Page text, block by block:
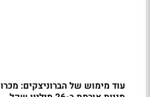
עוד מימוש של הברוניצקים: מכרו